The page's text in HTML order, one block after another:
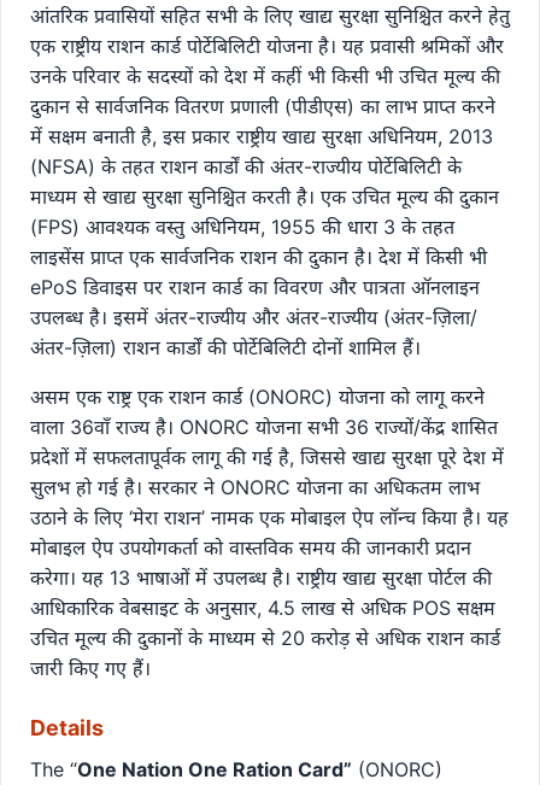
आंतरिक प्रवासियों सहित सभी के लिए खाद्य सुरक्षा सुनिश्चित करने हेतु
एक राष्ट्रीय राशन कार्ड पोर्टेबिलिटी योजना है। यह प्रवासी श्रमिकों और
उनके परिवार के सदस्यों को देश में कहीं भी किसी भी उचित मूल्य की
दुकान से सार्वजनिक वितरण प्रणाली (पीडीएस) का लाभ प्राप्त करने
में सक्षम बनाती है, इस प्रकार राष्ट्रीय खाद्य सुरक्षा अधिनियम, 2013
(NFSA) के तहत राशन कार्डों की अंतर-राज्यीय पोर्टेबिलिटी के
माध्यम से खाद्य सुरक्षा सुनिश्चित करती है। एक उचित मूल्य की दुकान
(FPS) आवश्यक वस्तु अधिनियम, 1955 की धारा 3 के तहत
लाइसेंस प्राप्त एक सार्वजनिक राशन की दुकान है। देश में किसी भी
ePoS डिवाइस पर राशन कार्ड का विवरण और पात्रता ऑनलाइन
उपलब्ध है। इसमें अंतर-राज्यीय और अंतर-राज्यीय (अंतर-ज़िला/
अंतर-ज़िला) राशन कार्डों की पोर्टेबिलिटी दोनों शामिल हैं।
असम एक राष्ट्र एक राशन कार्ड (ONORC) योजना को लागू करने
वाला 36वाँ राज्य है। ONORC योजना सभी 36 राज्यों/केंद्र शासित
प्रदेशों में सफलतापूर्वक लागू की गई है, जिससे खाद्य सुरक्षा पूरे देश में
सुलभ हो गई है। सरकार ने ONORC योजना का अधिकतम लाभ
उठाने के लिए ‘मेरा राशन’ नामक एक मोबाइल ऐप लॉन्च किया है। यह
मोबाइल ऐप उपयोगकर्ता को वास्तविक समय की जानकारी प्रदान
करेगा। यह 13 भाषाओं में उपलब्ध है। राष्ट्रीय खाद्य सुरक्षा पोर्टल की
आधिकारिक वेबसाइट के अनुसार, 4.5 लाख से अधिक POS सक्षम
उचित मूल्य की दुकानों के माध्यम से 20 करोड़ से अधिक राशन कार्ड
जारी किए गए हैं।
Details
The “One Nation One Ration Card” (ONORC)